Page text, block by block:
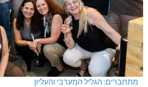
מתחברים: הגליל המערבי והעליון